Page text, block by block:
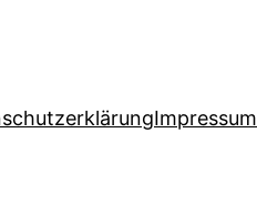
Impressum